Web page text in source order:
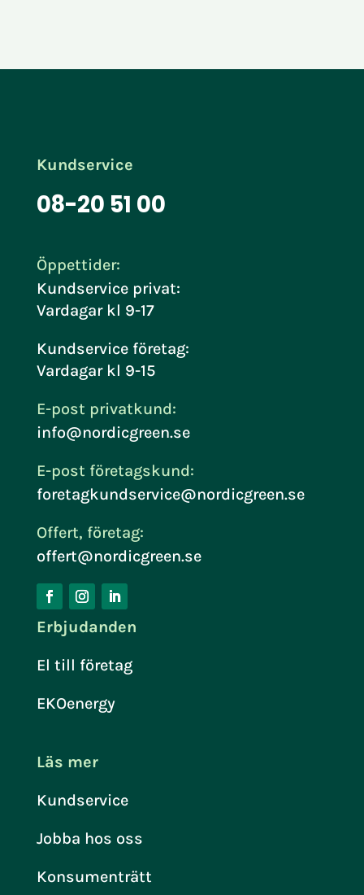
Kundservice
08-20 51 00
Öppettider:
Kundservice privat:
Vardagar kl 9-17
Kundservice företag:
Vardagar kl 9-15
E-post privatkund:
info@nordicgreen.se
E-post företagskund:
foretagkundservice@nordicgreen.se
Offert, företag:
offert@nordicgreen.se
Erbjudanden
El till företag
EKOenergy
Läs mer
Kundservice
Jobba hos oss
Konsumenträtt